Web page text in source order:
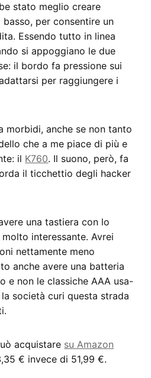
stato meglio creare
basso, per consentire un
Essendo tutto in linea
si appoggiano le due
il bordo fa pressione sui
per raggiungere i
morbidi, anche se non tanto
che a me piace di più e
il K760. Il suono, però, fa
il ticchettio degli hacker
una tastiera con lo
molto interessante. Avrei
nettamente meno
anche avere una batteria
e non le classiche AAA usa-
società curi questa strada
acquistare su Amazon
€ invece di 51,99 €.